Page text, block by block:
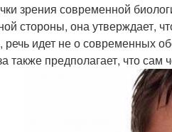
зрения современной
стороны, она утверждает,
речь идет не о современных
предполагает, что сам